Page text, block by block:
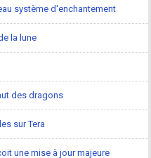
système d'enchantement
la lune
des dragons
sur Tera
une mise à jour majeure